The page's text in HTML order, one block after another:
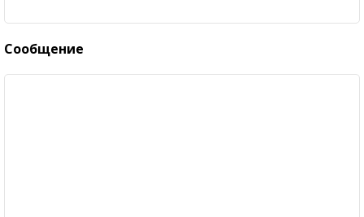
Сообщение